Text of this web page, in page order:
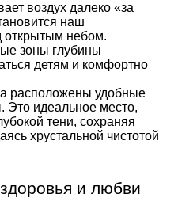
воздух далеко «за
наш
открытым небом.
зоны глубины
детям и комфортно
расположены удобные
Это идеальное место,
тени, сохраняя
хрустальной чистотой
и любви